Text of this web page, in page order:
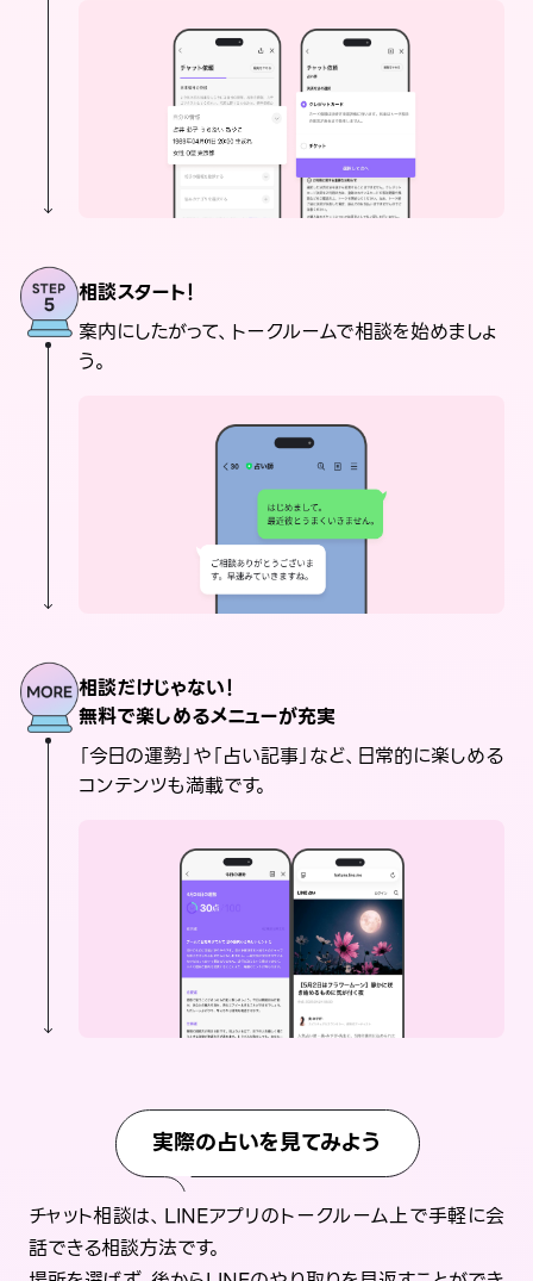
相談スタート！
案内にしたがって、トークルームで相談を始めましょ
う。
相談だけじゃない！
無料で楽しめるメニューが充実
「今日の運勢」や「占い記事」など、日常的に楽しめる
コンテンツも満載です。
実際の占いを見てみよう
チャット相談は、LINEアプリのトークルーム上で手軽に会
話できる相談方法です。